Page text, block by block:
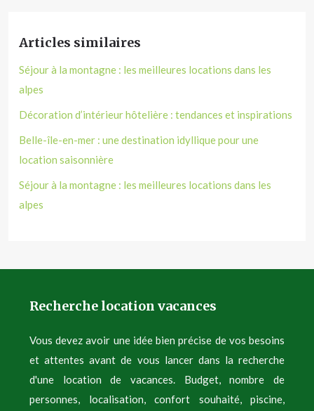
Articles similaires
Séjour à la montagne : les meilleures locations dans les
alpes
Décoration d’intérieur hôtelière : tendances et inspirations
Belle-île-en-mer : une destination idyllique pour une
location saisonnière
Séjour à la montagne : les meilleures locations dans les
alpes
Recherche location vacances
Vous devez avoir une idée bien précise de vos besoins
et attentes avant de vous lancer dans la recherche
d'une location de vacances. Budget, nombre de
personnes, localisation, confort souhaité, piscine,